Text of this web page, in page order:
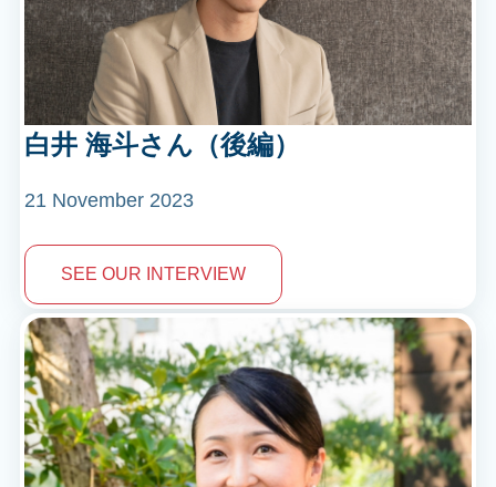
白井 海斗さん（後編）
21 November 2023
SEE OUR INTERVIEW